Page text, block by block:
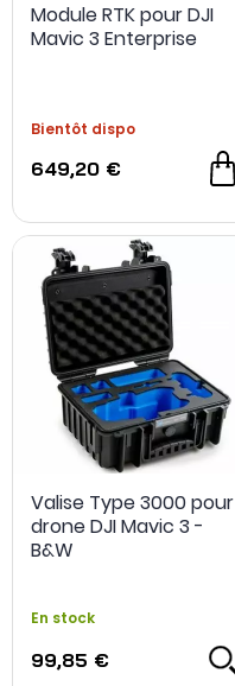
Module RTK pour DJI
Mavic 3 Enterprise
Bientôt dispo
649,20 €
Valise Type 3000 pour
drone DJI Mavic 3 -
B&W
En stock
99,85 €